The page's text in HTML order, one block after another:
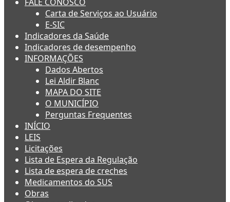
Carta de Serviços ao Usuário
E-SIC
Indicadores da Saúde
Indicadores de desempenho
INFORMAÇÕES
Dados Abertos
Lei Aldir Blanc
MAPA DO SITE
O MUNICÍPIO
Perguntas Frequentes
INÍCIO
LEIS
Licitações
Lista de Espera da Regulação
Lista de espera de creches
Medicamentos do SUS
Obras